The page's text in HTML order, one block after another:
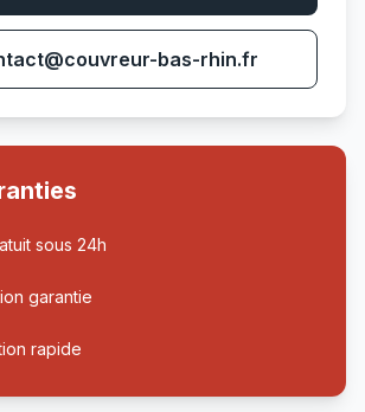
bas-rhin.fr
sous 24h
garantie
rapide